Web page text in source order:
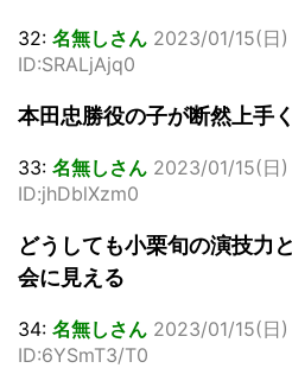
32: 名無しさん 2023/01/15(日
ID:SRALjAjq0
本田忠勝役の子が断然上手
33: 名無しさん 2023/01/15(日
ID:jhDblXzm0
どうしても小栗旬の演技力
会に見える
34: 名無しさん 2023/01/15(日
ID:6YSmT3/T0